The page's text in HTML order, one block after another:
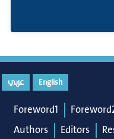
English عربي
Foreword1
Authors
Editors